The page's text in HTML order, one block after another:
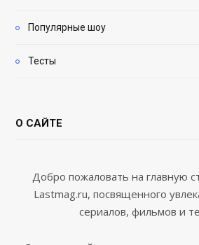
Популярные шоу
Тесты
О САЙТЕ
Добро пожаловать на главную
Lastmag.ru, посвященного
сериалов, фильмов и